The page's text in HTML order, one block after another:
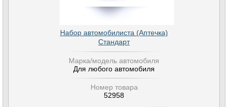
Набор автомобилиста (Аптечка)
Стандарт
Марка/модель автомобиля
Для любого автомобиля
Номер товара
52958